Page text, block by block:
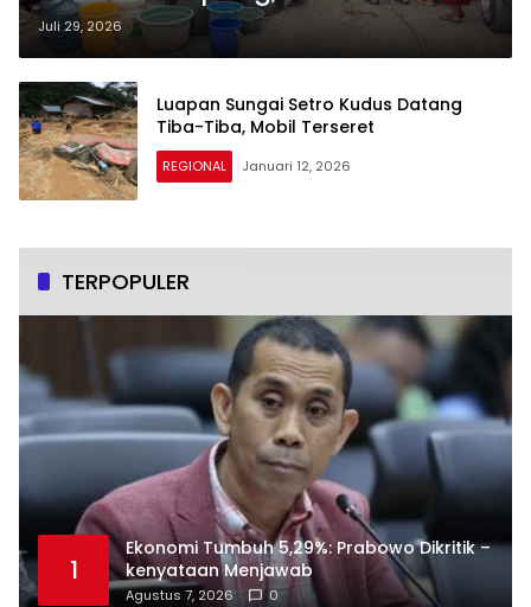
20.000 Liter untuk Ratusan KK
Juli 29, 2026
Luapan Sungai Setro Kudus Datang
Tiba-Tiba, Mobil Terseret
REGIONAL Januari 12, 2026
TERPOPULER
1
Ekonomi Tumbuh 5,29%: Prabowo Dikritik –
kenyataan Menjawab
Agustus 7, 2026 0